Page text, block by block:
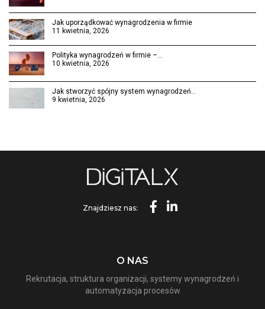
Jak uporządkować wynagrodzenia w firmie
11 kwietnia, 2026
Polityka wynagrodzeń w firmie –…
10 kwietnia, 2026
Jak stworzyć spójny system wynagrodzeń…
9 kwietnia, 2026
Znajdziesz nas:
O NAS
Rekrutacja, struktura organizacji, systemy wynagrodzeń i
automatyzacja procesów